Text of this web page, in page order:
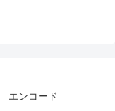
エンコード